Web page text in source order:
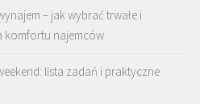
– jak wybrać trwałe i
komfortu najemców
lista zadań i praktyczne